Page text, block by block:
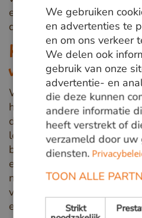
ecologische, economische
doeleinden in evenwicht
Kies voor
verantwoord
Wil je er zeker van zijn dat
hout aanschaft? Kies dan
duurzaamheidscertificaat.
levert tropisch hardhout uit
beheerde bossen, voorzien
erkende
FSC®-keurmerk
niet zomaar. Om hout met
verkopen, dienen
eisen te voldoen. Deze
We gebruiken
en advertenties te
en om ons verkeer
We delen ook
gebruik van onze
advertentie- en
die deze kunnen
andere informatie
heeft verstrekt of
verzameld door uw
diensten.
TOON ALLE
Strikt